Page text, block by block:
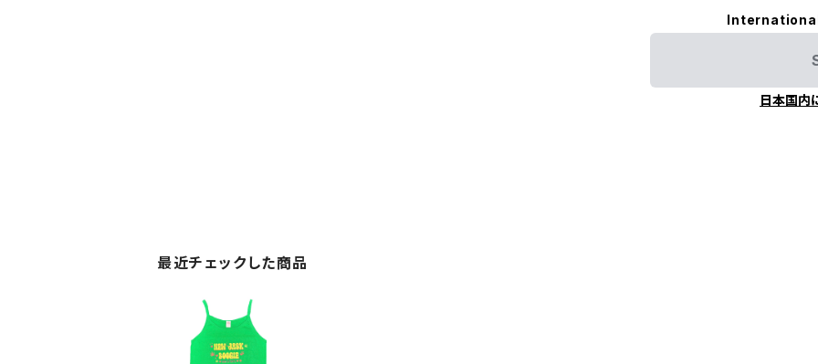
日本国内
最近チェックした商品